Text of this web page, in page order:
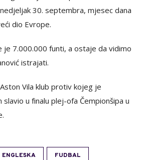
30. septembra, mjesec dana
dio Evrope.
je 7.000.000 funti, a ostaje da vidimo
istrajati.
Vila klub protiv kojeg je
slavio u finalu plej-ofa Čempionšipa u
ENGLESKA FUDBAL